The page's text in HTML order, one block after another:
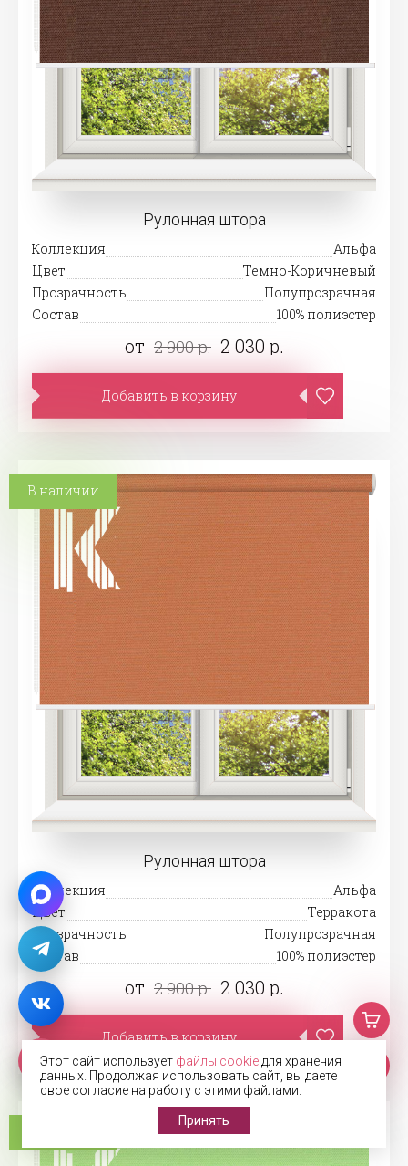
Рулонная штора
Коллекция
Альфа
Цвет
Темно-Коричневый
Прозрачность
Полупрозрачная
Состав
100% полиэстер
от 2 900 р. 2 030 р.
Добавить в корзину
Рулонная штора
Коллекция
Альфа
Цвет
Терракота
Прозрачность
Полупрозрачная
Состав
100% полиэстер
от 2 900 р. 2 030 р.
В наличии
Добавить в корзину
Этот сайт использует файлы cookie для хранения
данных. Продолжая использовать сайт, вы даете
свое согласие на работу с этими файлами.
Принять